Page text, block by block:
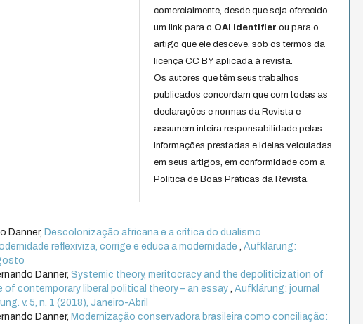
comercialmente, desde que seja oferecido
um link para o OAI Identifier ou para o
artigo que ele desceve, sob os termos da
licença CC BY aplicada à revista.
Os autores que têm seus trabalhos
publicados concordam que com todas as
declarações e normas da Revista e
assumem inteira responsabilidade pelas
informações prestadas e ideias veiculadas
em seus artigos, em conformidade com a
Política de Boas Práticas da Revista.
Danner, Descolonização africana e a crítica do dualismo
reflexiviza, corrige e educa a modernidade,Aufklärung:
Danner,Systemic theory, meritocracy and the depoliticization of
contemporary liberal political theory – an essay,Aufklärung: journal
v. 5, n. 1 (2018), Janeiro-Abril
Danner, Modernização conservadora brasileira como conciliação: